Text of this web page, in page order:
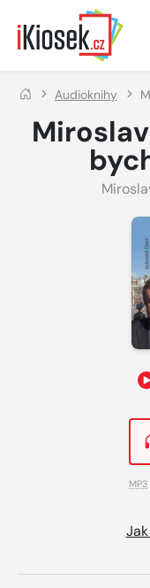
Přejít na hlavní obsah
Audioknihy
MP3